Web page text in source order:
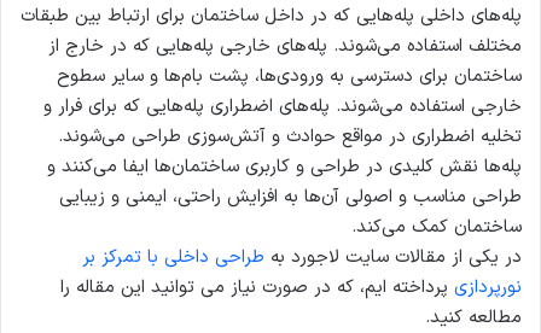
پله‌های داخلی پله‌هایی که در داخل ساختمان برای ارتباط بین طبقات
مختلف استفاده می‌شوند. پله‌های خارجی پله‌هایی که در خارج از
ساختمان برای دسترسی به ورودی‌ها، پشت بام‌ها و سایر سطوح
خارجی استفاده می‌شوند. پله‌های اضطراری پله‌هایی که برای فرار و
تخلیه اضطراری در مواقع حوادث و آتش‌سوزی طراحی می‌شوند.
پله‌ها نقش کلیدی در طراحی و کاربری ساختمان‌ها ایفا می‌کنند و
طراحی مناسب و اصولی آن‌ها به افزایش راحتی، ایمنی و زیبایی
ساختمان کمک می‌کند.
در یکی از مقالات سایت لاجورد به طراحی داخلی با تمرکز بر
نورپردازی پرداخته ایم، که در صورت نیاز می توانید این مقاله را
مطالعه کنید.